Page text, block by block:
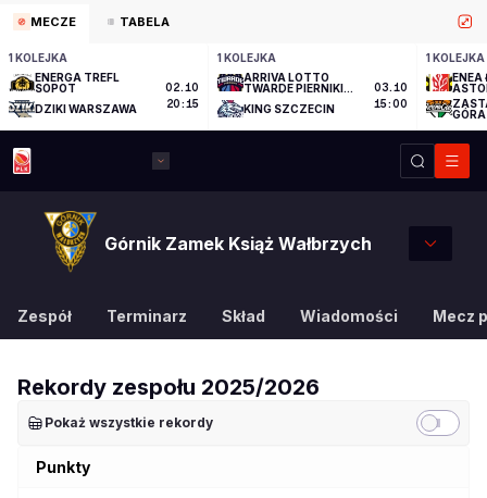
MECZE TABELA
1 KOLEJKA
ENERGA TREFL
SOPOT
DZIKI WARSZAWA
02.10
20:15
1 KOLEJKA
ARRIVA LOTTO
TWARDE PIERNIKI
KING SZCZECIN
03.10
15:00
1 KOLEJKA
ENEA
GÓRA
Górnik Zamek Książ Wałbrzych
Zespół Terminarz Skład Wiadomości Mecz
Rekordy zespołu 2025/2026
Pokaż wszystkie rekordy
Punkty